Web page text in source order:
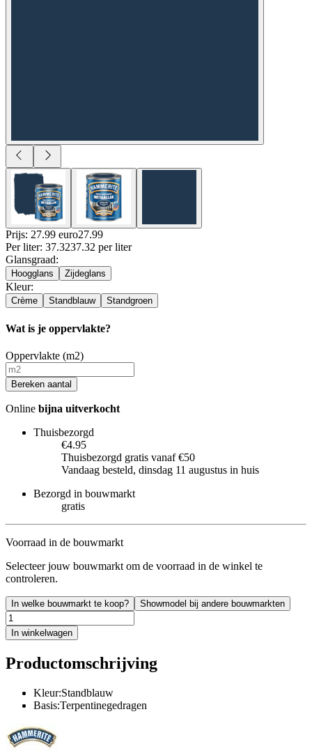
Prijs: 27.99 euro27.99
Per liter: 37.3237.32 per liter
Glansgraad:
Hoogglans Zijdeglans
Kleur:
Crème Standblauw Standgroen
Wat is je oppervlakte?
Oppervlakte (m2)
Bereken aantal
Online bijna uitverkocht
Thuisbezorgd
€4.95
Thuisbezorgd gratis vanaf €50
Vandaag besteld, dinsdag 11 augustus in huis
Bezorgd in bouwmarkt
gratis
Voorraad in de bouwmarkt
Selecteer jouw bouwmarkt om de voorraad in de winkel te
controleren.
In welke bouwmarkt te koop? Showmodel bij andere bouwmarkten
In winkelwagen
Productomschrijving
Kleur:Standblauw
Basis:Terpentinegedragen